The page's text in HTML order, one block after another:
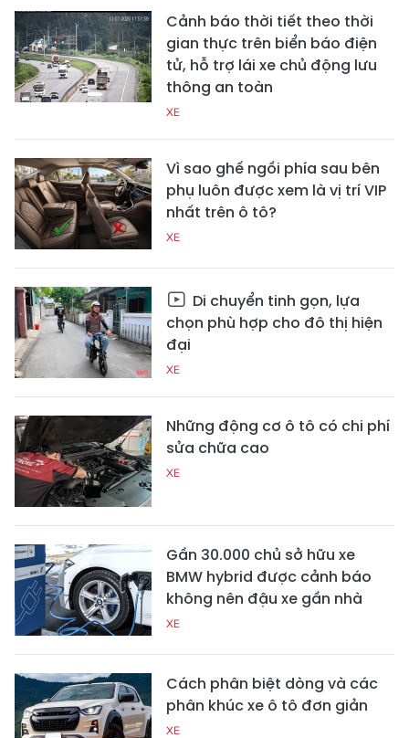
Cảnh báo thời tiết theo thời
gian thực trên biển báo điện
tử, hỗ trợ lái xe chủ động lưu
thông an toàn
XE
Vì sao ghế ngồi phía sau bên
phụ luôn được xem là vị trí VIP
nhất trên ô tô?
XE
Di chuyển tinh gọn, lựa
chọn phù hợp cho đô thị hiện
đại
XE
Những động cơ ô tô có chi phí
sửa chữa cao
XE
Gần 30.000 chủ sở hữu xe
BMW hybrid được cảnh báo
không nên đậu xe gần nhà
XE
Cách phân biệt dòng và các
phân khúc xe ô tô đơn giản
XE